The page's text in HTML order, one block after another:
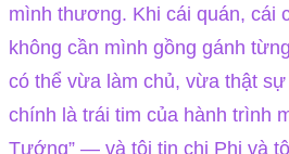
mình thương. Khi cái quán, cái
không cần mình gồng gánh
có thể vừa làm chủ, vừa thật
chính là trái tim của hành trình
Tướng” — và tôi tin chị Phi và